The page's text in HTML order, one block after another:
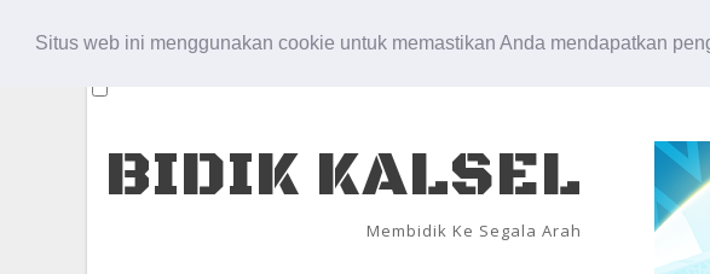
Situs web ini menggunakan cookie untuk memastikan Anda mendapatkan
BIDIK KALSEL
Membidik Ke Segala Arah